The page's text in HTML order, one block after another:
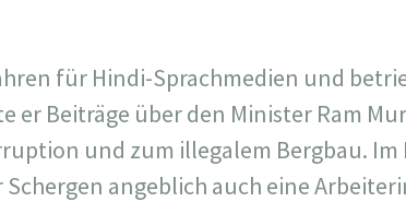
für Hindi-Sprachmedien und
er Beiträge über den Minister Ram
und zum illegalem Bergbau. Im
angeblich auch eine